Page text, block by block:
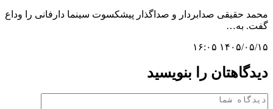
محمد حقیقی صدابردار و صداگذار پیشکسوت سینما دارفانی را وداع
گفت. به…
۱۴۰۵/۰۵/۱۵ ۱۶:۰۵
دیدگاهتان را بنویسید